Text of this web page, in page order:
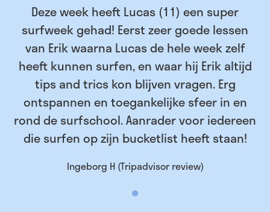
Deze week heeft Lucas (11) een super
surfweek gehad! Eerst zeer goede lessen
van Erik waarna Lucas de hele week zelf
heeft kunnen surfen, en waar hij Erik altijd
tips and trics kon blijven vragen. Erg
ontspannen en toegankelijke sfeer in en
rond de surfschool. Aanrader voor iedereen
die surfen op zijn bucketlist heeft staan!
Ingeborg H (Tripadvisor review)